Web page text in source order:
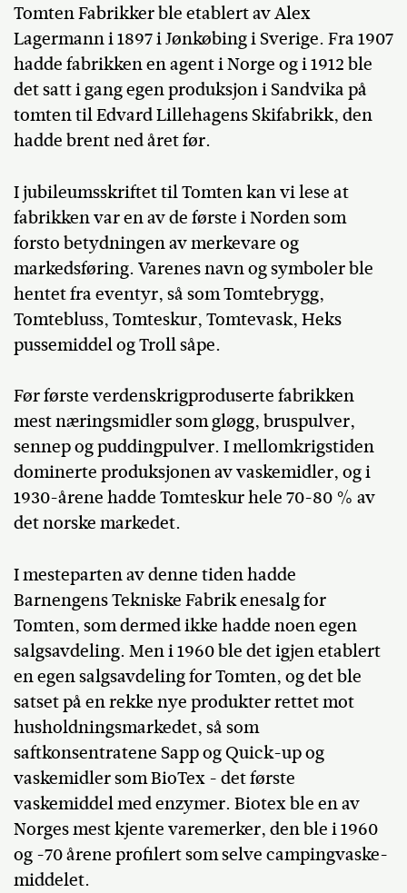
Tomten Fabrikker ble etablert av Alex
Lagermann i 1897 i Jønkøbing i Sverige. Fra 1907
hadde fabrikken en agent i Norge og i 1912 ble
det satt i gang egen produksjon i Sandvika på
tomten til Edvard Lillehagens Skifabrikk, den
hadde brent ned året før.
I jubileumsskriftet til Tomten kan vi lese at
fabrikken var en av de første i Norden som
forsto betydningen av merkevare og
markedsføring. Varenes navn og symboler ble
hentet fra eventyr, så som Tomtebrygg,
Tomtebluss, Tomteskur, Tomtevask, Heks
pussemiddel og Troll såpe.
Før første verdenskrigproduserte fabrikken
mest næringsmidler som gløgg, bruspulver,
sennep og puddingpulver. I mellomkrigstiden
dominerte produksjonen av vaskemidler, og i
1930-årene hadde Tomteskur hele 70-80 % av
det norske markedet.
I mesteparten av denne tiden hadde
Barnengens Tekniske Fabrik enesalg for
Tomten, som dermed ikke hadde noen egen
salgsavdeling. Men i 1960 ble det igjen etablert
en egen salgsavdeling for Tomten, og det ble
satset på en rekke nye produkter rettet mot
husholdningsmarkedet, så som
saftkonsentratene Sapp og Quick-up og
vaskemidler som BioTex - det første
vaskemiddel med enzymer. Biotex ble en av
Norges mest kjente varemerker, den ble i 1960
og -70 årene profilert som selve campingvaske-
middelet.